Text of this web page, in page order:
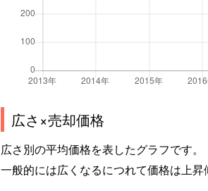
広さ×売却価格
広さ別の平均価格を表したグラフです。
一般的には広くなるにつれて価格は上昇